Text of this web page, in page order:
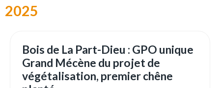
2025
Bois de La Part-Dieu : GPO unique
Grand Mécène du projet de
végétalisation, premier chêne